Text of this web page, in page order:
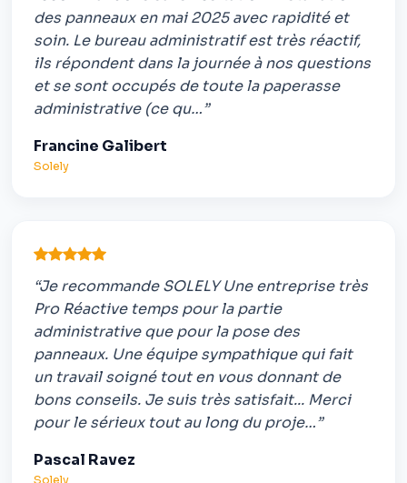
des panneaux en mai 2025 avec rapidité et
soin. Le bureau administratif est très réactif,
ils répondent dans la journée à nos questions
et se sont occupés de toute la paperasse
administrative (ce qu…”
Francine Galibert
Solely
“Je recommande SOLELY Une entreprise très
Pro Réactive temps pour la partie
administrative que pour la pose des
panneaux. Une équipe sympathique qui fait
un travail soigné tout en vous donnant de
bons conseils. Je suis très satisfait... Merci
pour le sérieux tout au long du proje…”
Pascal Ravez
Solely